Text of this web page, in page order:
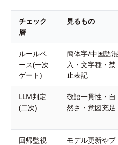
チェック
層
見るもの
ルールベ
ース(一次
ゲート)
簡体字/中国語混
入・文字種・禁
止表記
LLM判定
(二次)
敬語一貫性・自
然さ・意図充足
回帰監視
モデル更新やプ